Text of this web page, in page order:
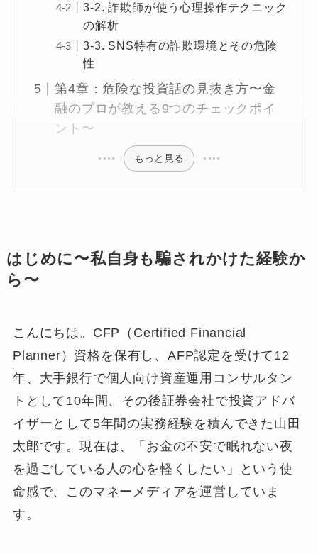
3-2. 詐欺師が使う心理操作テクニック
の解析
3-3. SNS特有の詐欺環境とその危険
性
第4章：危険な投資話の見抜き方〜金
融のプロが教える9つのチェックポイ
ント〜
もっと見る
はじめに〜私自身も騙されかけた経験か
ら〜
こんにちは。CFP（Certified Financial
Planner）資格を保有し、AFP認定を受けて12
年、大手銀行で個人向け資産運用コンサルタン
トとして10年間、その後証券会社で投資アドバ
イザーとして5年間の実務経験を積んできた山田
太郎です。現在は、「お金の不安で眠れない夜
を過ごしている人の心を軽くしたい」という使
命感で、このマネーメディアを運営していま
す。